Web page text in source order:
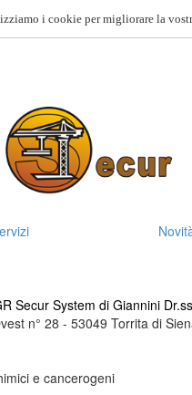
i cookie per migliorare la
Secur System di Giannini
n° 28 - 53049 Torrita di
e cancerogeni